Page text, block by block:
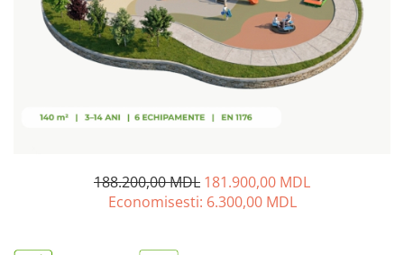
Pavilioane pentru grădinițe
188.200,00 MDL 181.900,00 MDL
Economisesti: 6.300,00 MDL